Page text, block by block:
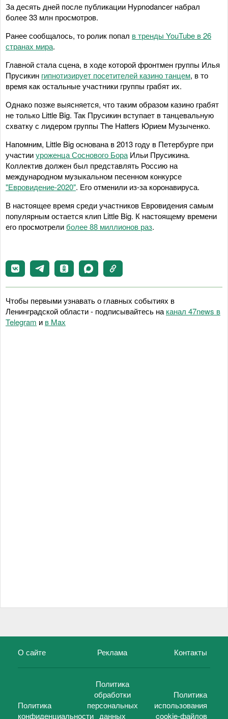
За десять дней после публикации Hypnodancer набрал
более 33 млн просмотров.
Ранее сообщалось, то ролик попал в тренды YouTube в 26
странах мира.
Главной стала сцена, в ходе которой фронтмен группы Илья
Прусикин гипнотизирует посетителей казино танцем, в то
время как остальные участники группы грабят их.
Однако позже выясняется, что таким образом казино грабят
не только Little Big. Так Прусикин вступает в танцевальную
схватку с лидером группы The Hatters Юрием Музыченко.
Напомним, Little Big основана в 2013 году в Петербурге при
участииуроженца Соснового Бора Ильи Прусикина.
Коллектив должен был представлять Россию на
международном музыкальном песенном конкурсе
"Евровидение-2020". Его отменили из-за коронавируса.
В настоящее время среди участников Евровидения самым
популярным остается клип Little Big. К настоящему времени
его просмотрелиболее 88 миллионов раз.
Чтобы первыми узнавать о главных событиях в
Ленинградской области - подписывайтесь на канал 47news в
Telegram и в Maх
О сайте Реклама Контакты
Политика
конфиденциальности
Политика
обработки
персональных
данных
Политика
использования
cookie-файлов